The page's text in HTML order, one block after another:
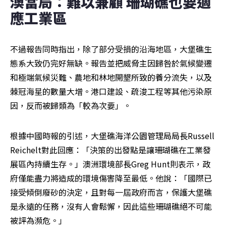
應工業區
不過報告同時指出，除了部分受損的沿海地區，大堡礁生
態系大致仍完好無缺。報告並把威脅主因歸咎於氣候變遷
和極端氣候災難、農地和林地開墾所致的養分流失，以及
棘冠海星的數量大增。港口建設、疏浚工程等其他污染原
因，反而被歸類為「較為次要」。
根據中國時報的引述，大堡礁海洋公園管理局局長Russell
Reichelt對此回應：「決策的出發點是讓珊瑚礁在工業發
展區內持續生存。」澳洲環境部長Greg Hunt則表示，政
府僅能盡力將造成的環境傷害降至最低。他說：「國際已
接受傾倒廢砂的決定，且對每一屆政府而言，保護大堡礁
是永遠的任務，沒有人會鬆懈，因此這些珊瑚礁絕不可能
被評為瀕危。」